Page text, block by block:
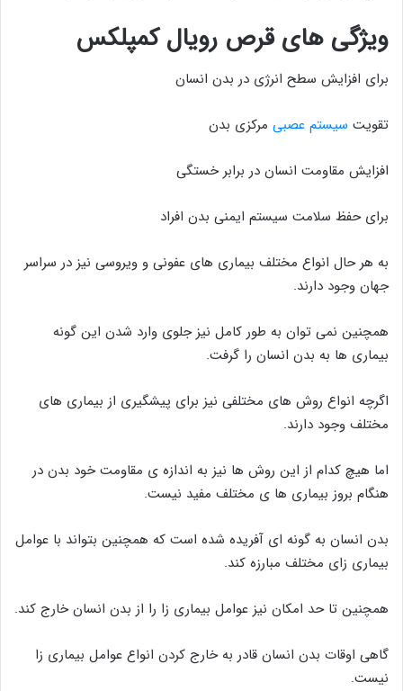
ویژگی های قرص رویال کمپلکس
برای افزایش سطح انرژی در بدن انسان
تقویت سیستم عصبی مرکزی بدن
افزایش مقاومت انسان در برابر خستگی
برای حفظ سلامت سیستم ایمنی بدن افراد
به هر حال انواع مختلف بیماری های عفونی و ویروسی نیز در سراسر
جهان وجود دارند.
همچنین نمی توان به طور کامل نیز جلوی وارد شدن این گونه
بیماری ها به بدن انسان را گرفت.
اگرچه انواع روش های مختلفی نیز برای پیشگیری از بیماری های
مختلف وجود دارند.
اما هیچ کدام از این روش ها نیز به اندازه ی مقاومت خود بدن در
هنگام بروز بیماری ها ی مختلف مفید نیست.
بدن انسان به گونه ای آفریده شده است که همچنین بتواند با عوامل
بیماری زای مختلف مبارزه کند.
همچنین تا حد امکان نیز عوامل بیماری زا را از بدن انسان خارج کند.
گاهی اوقات بدن انسان قادر به خارج کردن انواع عوامل بیماری زا
نیست.